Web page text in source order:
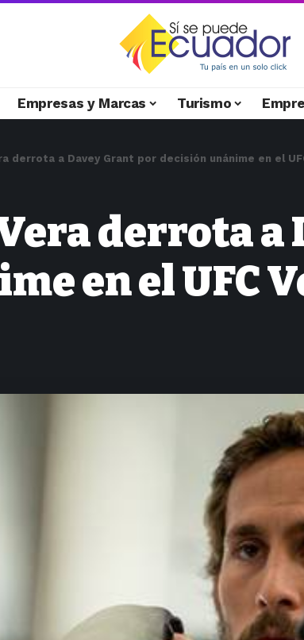
Empresas y Marcas Turismo
derrota a Davey Grant por decisión unánime en el
derrota
en el UFC